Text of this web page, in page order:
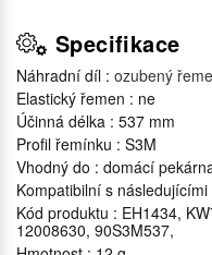
Specifikace
Náhradní díl : ozubený
Elastický řemen : ne
Účinná délka : 537 mm
Profil řemínku : S3M
Vhodný do : domácí
Kompatibilní s
Kód produktu : EH1434,
12008630, 90S3M537,